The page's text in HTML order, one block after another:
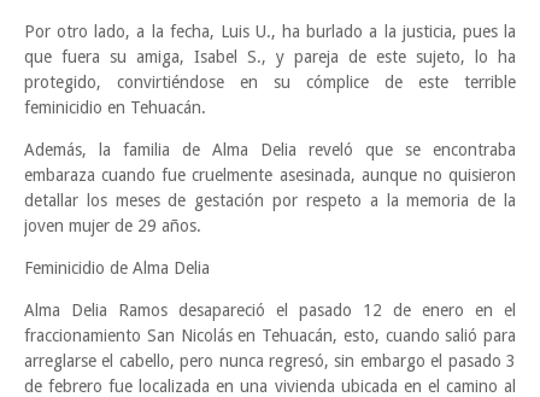
Por otro lado, a la fecha, Luis U., ha burlado a la justicia, pues la
que fuera su amiga, Isabel S., y pareja de este sujeto, lo ha
protegido, convirtiéndose en su cómplice de este terrible
feminicidio en Tehuacán.
Además, la familia de Alma Delia reveló que se encontraba
embaraza cuando fue cruelmente asesinada, aunque no quisieron
detallar los meses de gestación por respeto a la memoria de la
joven mujer de 29 años.
Feminicidio de Alma Delia
Alma Delia Ramos desapareció el pasado 12 de enero en el
fraccionamiento San Nicolás en Tehuacán, esto, cuando salió para
arreglarse el cabello, pero nunca regresó, sin embargo el pasado 3
de febrero fue localizada en una vivienda ubicada en el camino al